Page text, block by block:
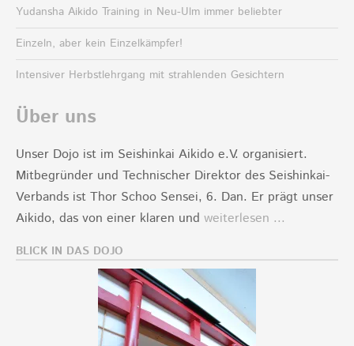
Yudansha Aikido Training in Neu-Ulm immer beliebter
Einzeln, aber kein Einzelkämpfer!
Intensiver Herbstlehrgang mit strahlenden Gesichtern
Über uns
Unser Dojo ist im Seishinkai Aikido e.V. organisiert.
Mitbegründer und Technischer Direktor des Seishinkai-
Verbands ist Thor Schoo Sensei, 6. Dan. Er prägt unser
Aikido, das von einer klaren und weiterlesen ...
BLICK IN DAS DOJO